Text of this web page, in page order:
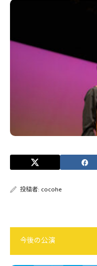
投稿者: cocohe
今後の公演